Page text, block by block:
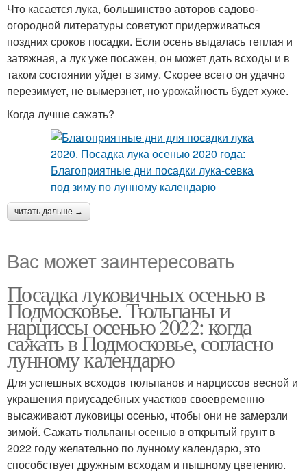
Что касается лука, большинство авторов садово-
огородной литературы советуют придерживаться
поздних сроков посадки. Если осень выдалась теплая и
затяжная, а лук уже посажен, он может дать всходы и в
таком состоянии уйдет в зиму. Скорее всего он удачно
перезимует, не вымерзнет, но урожайность будет хуже.
Когда лучше сажать?
читать дальше →
Вас может заинтересовать
Посадка луковичных осенью в
Подмосковье. Тюльпаны и
нарциссы осенью 2022: когда
сажать в Подмосковье, согласно
лунному календарю
Для успешных всходов тюльпанов и нарциссов весной и
украшения приусадебных участков своевременно
высаживают луковицы осенью, чтобы они не замерзли
зимой. Сажать тюльпаны осенью в открытый грунт в
2022 году желательно по лунному календарю, это
способствует дружным всходам и пышному цветению.